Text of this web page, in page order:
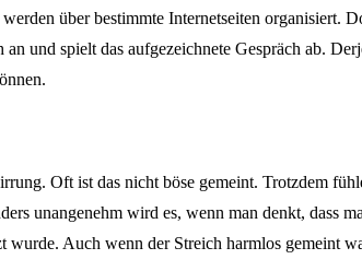
über bestimmte Internetseiten organisiert.
und spielt das aufgezeichnete Gespräch ab.
Oft ist das nicht böse gemeint. Trotzdem
unangenehm wird es, wenn man denkt, dass
Auch wenn der Streich harmlos gemeint